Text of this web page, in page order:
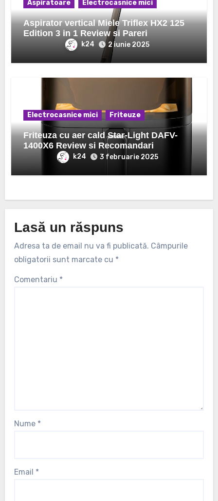
Aspiratoare Electrocasnice mici
Aspirator vertical Miele Triflex HX2 125
Edition 3 in 1 Review si Pareri
k24 2 iunie 2025
Electrocasnice mici Friteuze
Friteuza cu aer cald Star-Light DAFV-
1400X6 Review si Recomandari
k24 3 februarie 2025
Lasă un răspuns
Adresa ta de email nu va fi publicată. Câmpurile
obligatorii sunt marcate cu *
Comentariu *
Nume *
Email *